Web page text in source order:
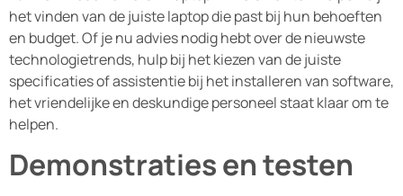
het vinden van de juiste laptop die past bij hun behoeften
en budget. Of je nu advies nodig hebt over de nieuwste
technologietrends, hulp bij het kiezen van de juiste
specificaties of assistentie bij het installeren van software,
het vriendelijke en deskundige personeel staat klaar om te
helpen.
Demonstraties en testen